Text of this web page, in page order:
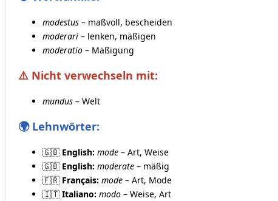
modestus – maßvoll, bescheiden
moderari – lenken, mäßigen
moderatio – Mäßigung
⚠️ Nicht verwechseln mit:
mundus – Welt
🌍 Lehnwörter:
🇬🇧 English: mode – Art, Weise
🇬🇧 English: moderate – mäßig
🇫🇷 Français: mode – Art, Mode
🇮🇹 Italiano: modo – Weise, Art